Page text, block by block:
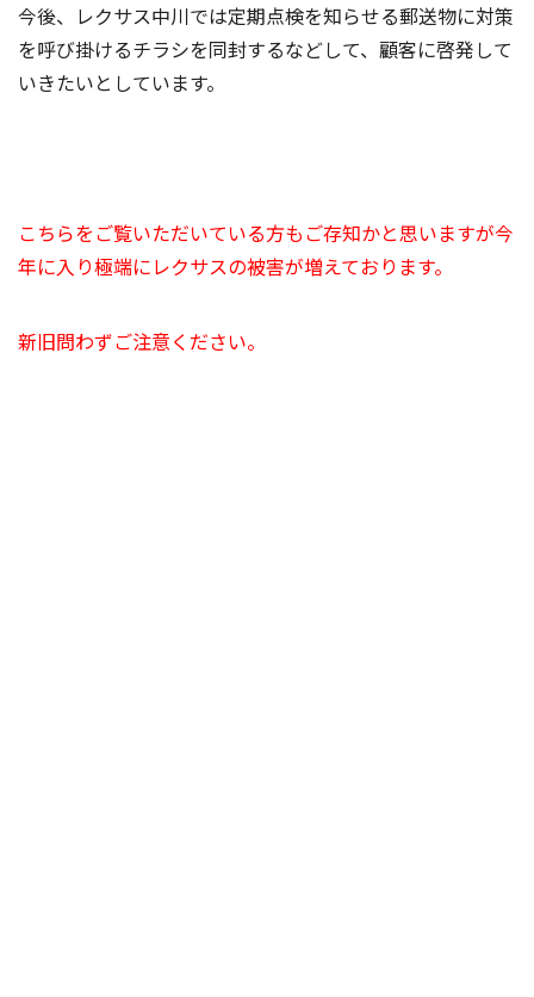
今後、レクサス中川では定期点検を知らせる郵送物に対策
を呼び掛けるチラシを同封するなどして、顧客に啓発して
いきたいとしています。
こちらをご覧いただいている方もご存知かと思いますが今
年に入り極端にレクサスの被害が増えております。
新旧問わずご注意ください。